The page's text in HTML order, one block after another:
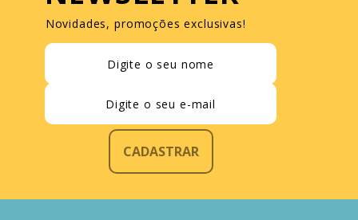
Novidades, promoções exclusivas!
CADASTRAR